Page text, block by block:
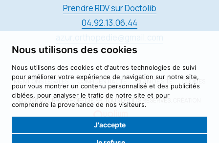
Nous utilisons des cookies
Nous utilisons des cookies et d'autres technologies de suivi
pour améliorer votre expérience de navigation sur notre site,
pour vous montrer un contenu personnalisé et des publicités
ciblées, pour analyser le trafic de notre site et pour
comprendre la provenance de nos visiteurs.
J'accepte
Prendre RDV sur Doctolib
04.92.13.06.44
MENTIONS LÉGALES CONFIDENTIALITÉ PLAN DE SITE COOKIES
© 2026 AZUR-ORTHOPÉDIE.FR, TOUS DROITS RÉSERVÉS.